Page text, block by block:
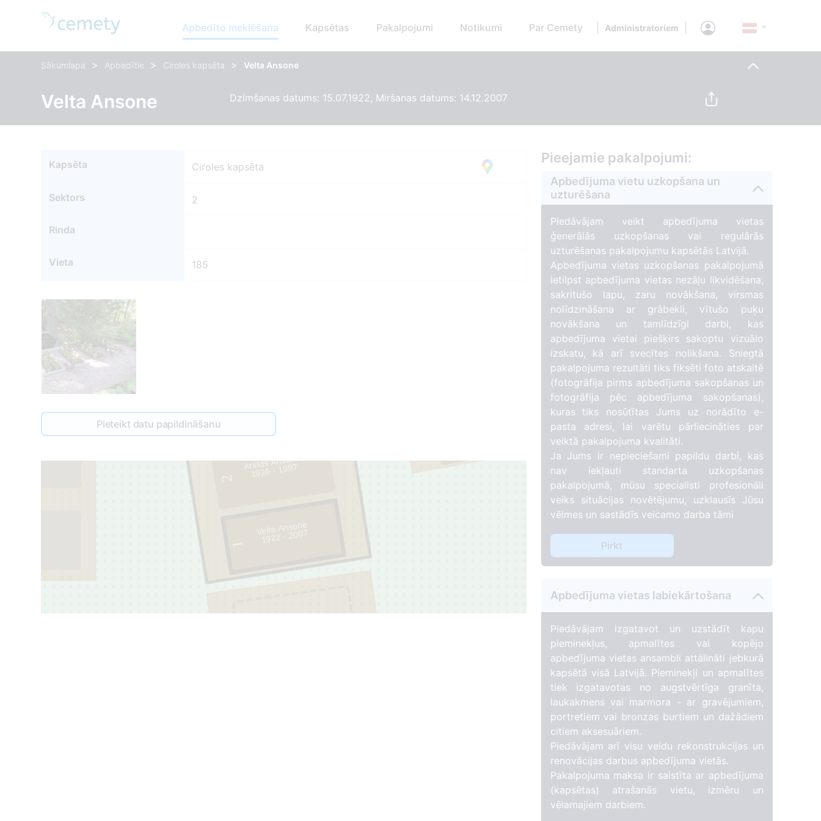
Apbedīto meklēšana Kapsētas Pakalpojumi Notikumi Par Cemety Administratoriem
Sākumlapa > Apbedītie > Ciroles kapsēta > Velta Ansone
Velta Ansone Dzimšanas datums: 15.07.1922, Miršanas datums: 14.12.2007
Kapsēta Ciroles kapsēta
Sektors 2
Rinda
Vieta 185
Pieteikt datu papildināšanu
1
2
Velta Ansone
1922 - 2007
Arvīds Ansons
1926 - 1997
Pieejamie pakalpojumi:
Apbedījuma vietu uzkopšana un
uzturēšana
Piedāvājam veikt apbedījuma vietas
ģenerālās uzkopšanas vai regulārās
uzturēšanas pakalpojumu kapsētās Latvijā.
Apbedījuma vietas uzkopšanas pakalpojumā
ietilpst apbedījuma vietas nezāļu likvidēšana,
sakritušo lapu, zaru novākšana, virsmas
nolīdzināšana ar grābekli, vītušo puķu
novākšana un tamlīdzīgi darbi, kas
apbedījuma vietai piešķirs sakoptu vizuālo
izskatu, kā arī svecītes nolikšana. Sniegtā
pakalpojuma rezultāti tiks fiksēti foto atskaitē
(fotogrāfija pirms apbedījuma sakopšanas un
fotogrāfija pēc apbedījuma sakopšanas),
kuras tiks nosūtītas Jums uz norādīto e-
pasta adresi, lai varētu pārliecināties par
veiktā pakalpojuma kvalitāti.
Ja Jums ir nepieciešami papildu darbi, kas
nav iekļauti standarta uzkopšanas
pakalpojumā, mūsu specialisti profesionāli
veiks situācijas novētējumu, uzklausīs Jūsu
vēlmes un sastādīs veicamo darba tāmi
Pirkt
Apbedījuma vietas labiekārtošana
Piedāvājam izgatavot un uzstādīt kapu
pieminekļus, apmalītes vai kopējo
apbedījuma vietas ansambli attālināti jebkurā
kapsētā visā Latvijā. Pieminekļi un apmalītes
tiek izgatavotas no augstvērtīga granīta,
laukakmens vai marmora - ar gravējumiem,
portretiem vai bronzas burtiem un dažādiem
citiem aksesuāriem.
Piedāvājam arī visu veidu rekonstrukcijas un
renovācijas darbus apbedījuma vietās.
Pakalpojuma maksa ir saistīta ar apbedījuma
(kapsētas) atrašanās vietu, izmēru un
vēlamajiem darbiem.